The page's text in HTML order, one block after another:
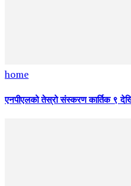
home
एनपीएलको तेस्रो संस्करण कार्तिक ९